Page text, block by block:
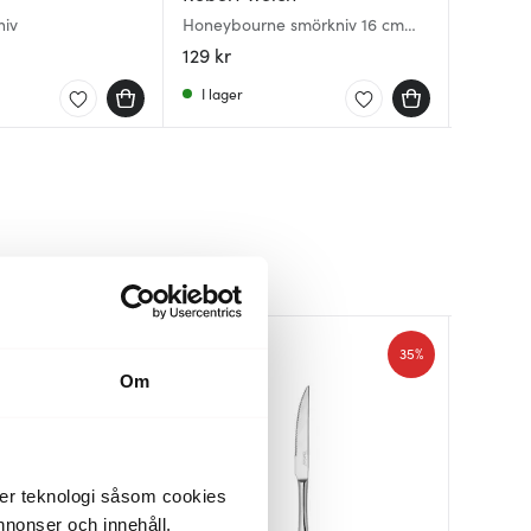
Om
teknologi såsom cookies
och innehåll,
Honeybourne smörkniv 16 cm
stål
129 kr
I lager
35%